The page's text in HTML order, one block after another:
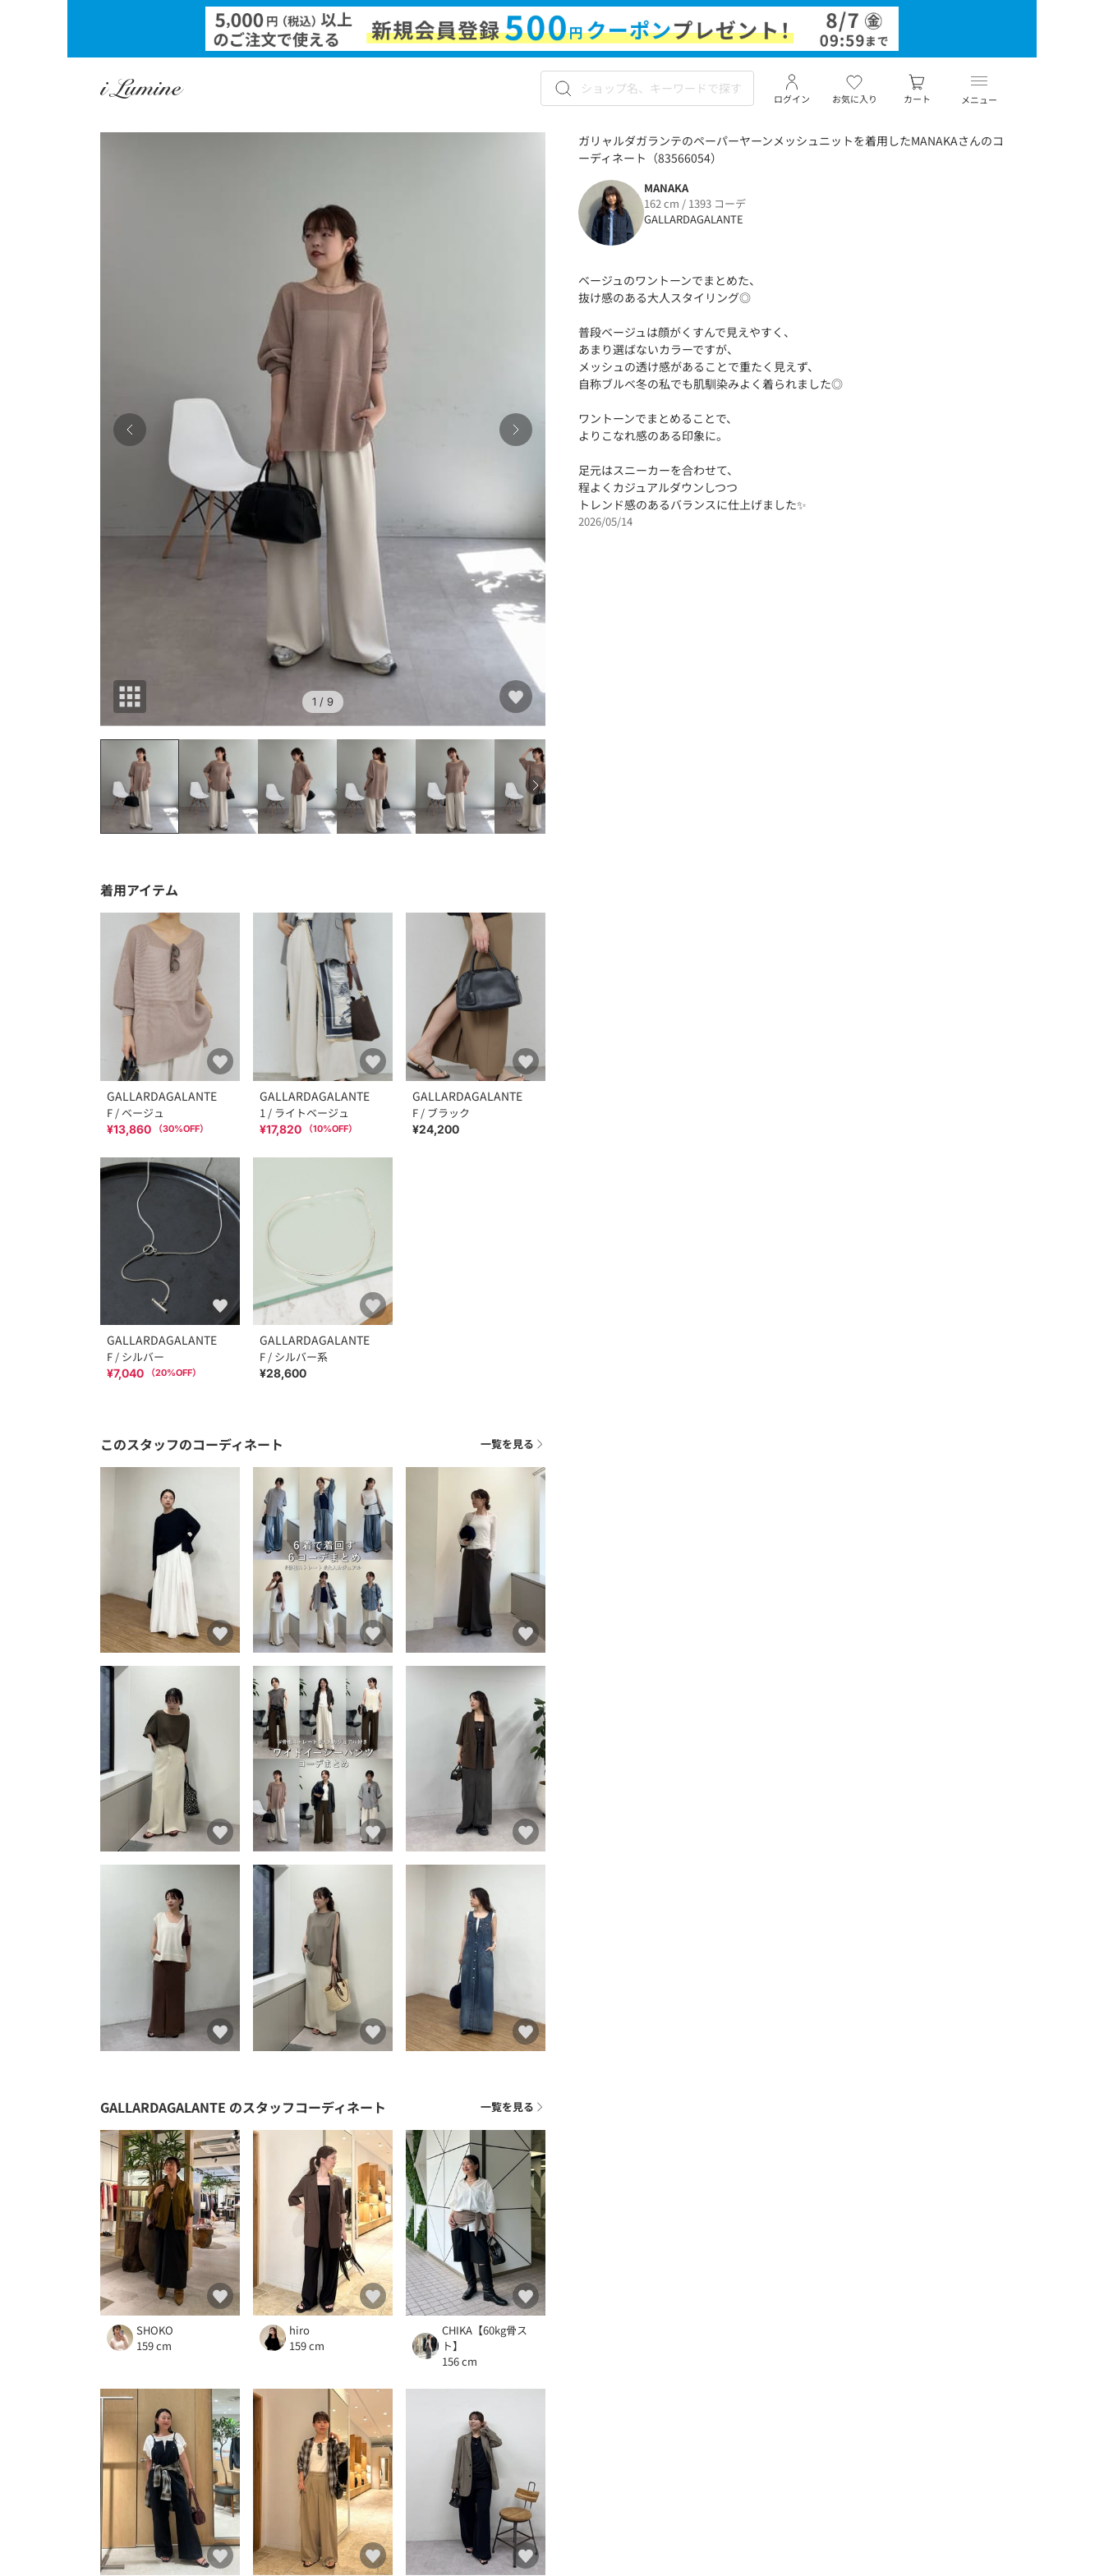
メニュー
お気に入り
ログイン カート
1 / 9
ガリャルダガランテのペーパーヤーンメッシュニットを着用したMANAKAさんのコ
ーディネート（83566054）
MANAKA
162 cm / 1393 コーデ
GALLARDAGALANTE
ベージュのワントーンでまとめた、
抜け感のある大人スタイリング◎
普段ベージュは顔がくすんで見えやすく、
あまり選ばないカラーですが、
メッシュの透け感があることで重たく見えず、
自称ブルベ冬の私でも肌馴染みよく着られました◎
ワントーンでまとめることで、
よりこなれ感のある印象に。
足元はスニーカーを合わせて、
程よくカジュアルダウンしつつ
トレンド感のあるバランスに仕上げました✨
2026/05/14
着用アイテム
GALLARDAGALANTE
F / ベージュ
¥13,860 （30%OFF）
GALLARDAGALANTE
1 / ライトベージュ
¥17,820 （10%OFF）
GALLARDAGALANTE
F / ブラック
¥24,200
GALLARDAGALANTE
F / シルバー
¥7,040 （20%OFF）
GALLARDAGALANTE
F / シルバー系
¥28,600
このスタッフのコーディネート 一覧を見る
GALLARDAGALANTE のスタッフコーディネート 一覧を見る
SHOKO
159 cm
hiro
159 cm
CHIKA【60kg骨ス
ト】
156 cm